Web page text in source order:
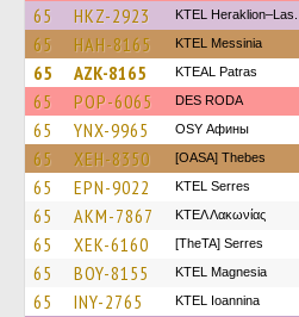
65 HKZ-2923 KTEL Heraklion–Las.
65 HAH-8165 KTEL Messinia
65 AZK-8165 KTEAL Patras
65 POP-6065 DES RODA
65 YNX-9965 OSY Афины
65 XEH-8350 [OASA] Thebes
65 EPN-9022 KTEL Serres
65 AKM-7867 ΚΤΕΛ Λακωνίας
65 XEK-6160 [TheTA] Serres
65 BOY-8155 ΚΤΕL Magnesia
65 INY-2765 KTEL Ioannina